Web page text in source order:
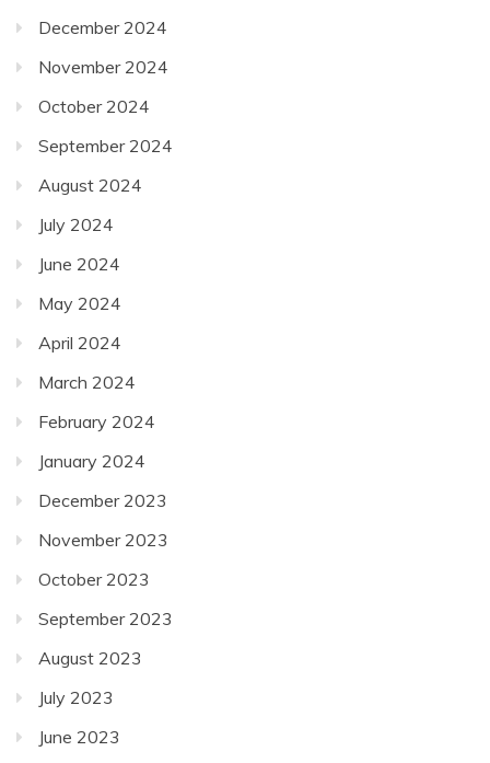
December 2024
November 2024
October 2024
September 2024
August 2024
July 2024
June 2024
May 2024
April 2024
March 2024
February 2024
January 2024
December 2023
November 2023
October 2023
September 2023
August 2023
July 2023
June 2023